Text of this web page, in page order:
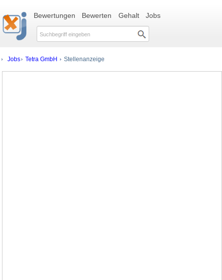
Bewertungen Bewerten Gehalt Jobs
Jobs Tetra GmbH Stellenanzeige